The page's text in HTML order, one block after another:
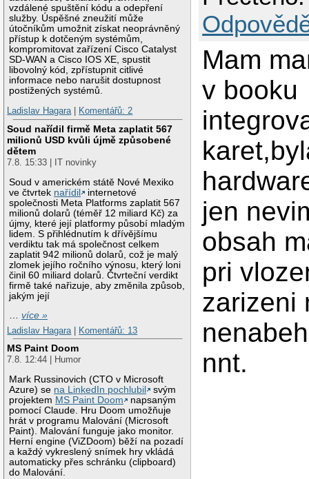
vzdálené spuštění kódu a odepření
služby. Úspěšné zneužití může
útočníkům umožnit získat neoprávněný
přístup k dotčeným systémům,
kompromitovat zařízení Cisco Catalyst
SD-WAN a Cisco IOS XE, spustit
libovolný kód, zpřístupnit citlivé
informace nebo narušit dostupnost
postižených systémů.
Ladislav Hagara| Komentářů: 2
Soud nařídil firmě Meta zaplatit 567
milionů USD kvůli újmě způsobené
dětem
7.8. 15:33 | IT novinky
Soud v americkém státě Nové Mexiko
ve čtvrtek nařídil
internetové
společnosti Meta Platforms zaplatit 567
milionů dolarů (téměř 12 miliard Kč) za
újmy, které její platformy působí mladým
lidem. S přihlédnutím k dřívějšímu
verdiktu tak má společnost celkem
zaplatit 942 milionů dolarů, což je malý
zlomek jejího ročního výnosu, který loni
činil 60 miliard dolarů. Čtvrteční verdikt
firmě také nařizuje, aby změnila způsob,
jakým její
…více »
Ladislav Hagara
Komentářů: 13
MS Paint Doom
7.8. 12:44 | Humor
Mark Russinovich (CTO v Microsoft
Azure) se na LinkedIn pochlubil
svým
projektem MS Paint Doom
napsaným
pomocí Claude. Hru Doom umožňuje
hrát v programu Malování (Microsoft
Paint). Malování funguje jako monitor.
Herní engine (ViZDoom) běží na pozadí
a každý vykreslený snímek hry vkládá
automaticky přes schránku (clipboard)
do Malování.
Mam
v booku
jen
obsah
pri
zarizeni
nnt.